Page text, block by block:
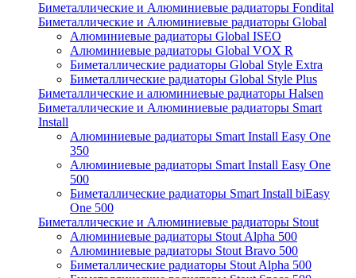
Биметаллические и Алюминиевые радиаторы Fondital
Биметаллические и Алюминиевые радиаторы Global
Алюминиевые радиаторы Global ISEO
Алюминиевые радиаторы Global VOX R
Биметаллические радиаторы Global Style Extra
Биметаллические радиаторы Global Style Plus
Биметаллические и алюминиевые радиаторы Halsen
Биметаллические и Алюминиевые радиаторы Smart
Install
Алюминиевые радиаторы Smart Install Easy One
350
Алюминиевые радиаторы Smart Install Easy One
500
Биметаллические радиаторы Smart Install biEasy
One 500
Биметаллические и Алюминиевые радиаторы Stout
Алюминиевые радиаторы Stout Alpha 500
Алюминиевые радиаторы Stout Bravo 500
Биметаллические радиаторы Stout Alpha 500